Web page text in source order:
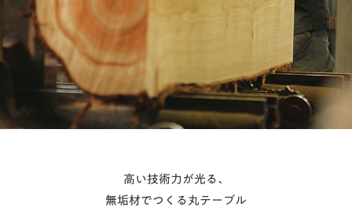
高い技術力が光る、
無垢材でつくる丸テーブル